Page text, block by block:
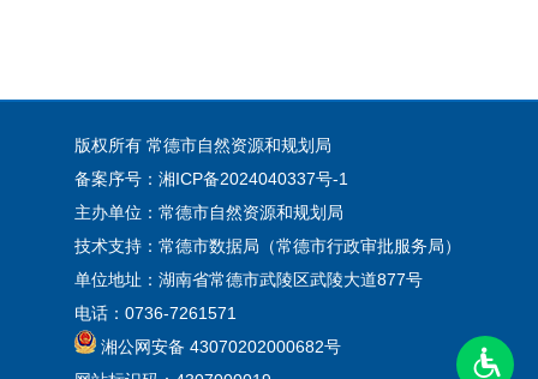
版权所有 常德市自然资源和规划局
备案序号：湘ICP备2024040337号-1
主办单位：常德市自然资源和规划局
技术支持：常德市数据局（常德市行政审批服务局）
单位地址：湖南省常德市武陵区武陵大道877号
电话：0736-7261571
湘公网安备 43070202000682号